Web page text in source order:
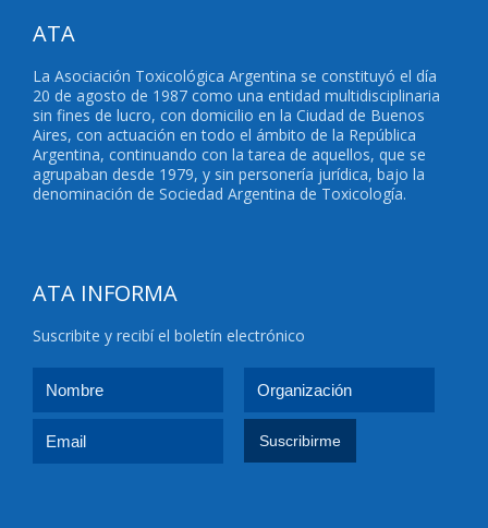
ATA
La Asociación Toxicológica Argentina se constituyó el día
20 de agosto de 1987 como una entidad multidisciplinaria
sin fines de lucro, con domicilio en la Ciudad de Buenos
Aires, con actuación en todo el ámbito de la República
Argentina, continuando con la tarea de aquellos, que se
agrupaban desde 1979, y sin personería jurídica, bajo la
denominación de Sociedad Argentina de Toxicología.
ATA INFORMA
Suscribite y recibí el boletín electrónico